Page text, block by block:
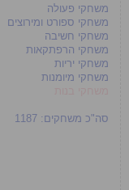
משחקי פעולה
משחקי ספורט ומירוצים
משחקי חשיבה
משחקי הרפתקאות
משחקי יריות
משחקי מיומנות
סה"כ משחקים: 1187